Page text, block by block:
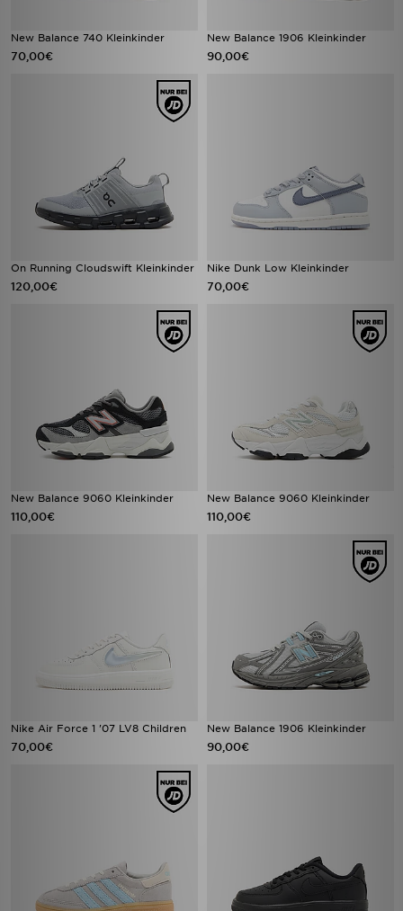
New Balance 740 Kleinkinder
70,00€
New Balance 1906 Kleinkinder
90,00€
On Running Cloudswift Kleinkinder
120,00€
Nike Dunk Low Kleinkinder
70,00€
New Balance 9060 Kleinkinder
110,00€
New Balance 9060 Kleinkinder
110,00€
Nike Air Force 1 '07 LV8 Children
70,00€
New Balance 1906 Kleinkinder
90,00€